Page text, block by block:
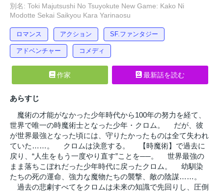
別名: Toki Majutsushi No Tsuyokute New Game: Kako Ni
Modotte Sekai Saikyou Kara Yarinaosu
ロマンス アクション SF.ファンタジー
アドベンチャー コメディ
作家 最新話を読む
あらすじ
魔術の才能がなかった少年時代から100年の努力を経て、
世界で唯一の時魔術士となった少年・クロム。 だが、彼
が世界最強となった頃には、守りたかったものは全て失われ
ていた……。 クロムは決意する。 【時魔術】で過去に
戻り、“人生をもう一度やり直す”ことを──。 世界最強の
まま落ちこぼれだった少年時代に戻ったクロム。 幼馴染
たちの死の運命、強力な魔物たちの襲撃、敵の陰謀……。
過去の悲劇すべてをクロムは未来の知識で先回りし、圧倒